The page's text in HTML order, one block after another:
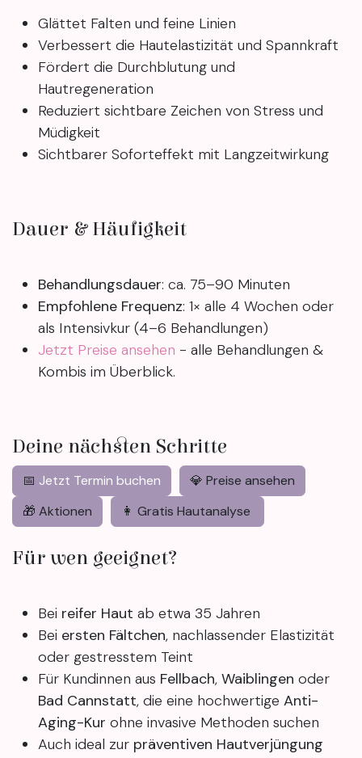
Glättet Falten und feine Linien
Verbessert die Hautelastizität und Spannkraft
Fördert die Durchblutung und
Hautregeneration
Reduziert sichtbare Zeichen von Stress und
Müdigkeit
Sichtbarer Soforteffekt mit Langzeitwirkung
Dauer & Häufigkeit
Behandlungsdauer: ca. 75–90 Minuten
Empfohlene Frequenz: 1× alle 4 Wochen oder
als Intensivkur (4–6 Behandlungen)
Jetzt Preise ansehen - alle Behandlungen &
Kombis im Überblick.
Deine nächsten Schritte
📅 Jetzt Termin buchen
💎 Preise ansehen
🎁 Aktionen
👩 Gratis Hautanalyse
Für wen geeignet?
Bei reifer Haut ab etwa 35 Jahren
Bei ersten Fältchen, nachlassender Elastizität
oder gestresstem Teint
Für Kundinnen aus Fellbach, Waiblingen oder
Bad Cannstatt, die eine hochwertige Anti-
Aging-Kur ohne invasive Methoden suchen
Auch ideal zur präventiven Hautverjüngung